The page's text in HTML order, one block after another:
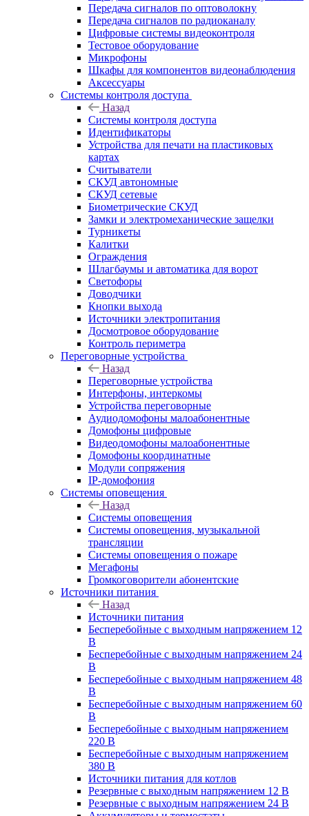
Передача сигналов по оптоволокну
Передача сигналов по радиоканалу
Цифровые системы видеоконтроля
Тестовое оборудование
Микрофоны
Шкафы для компонентов видеонаблюдения
Аксессуары
Системы контроля доступа
Назад
Системы контроля доступа
Идентификаторы
Устройства для печати на пластиковых
картах
Считыватели
СКУД автономные
СКУД сетевые
Биометрические СКУД
Замки и электромеханические защелки
Турникеты
Калитки
Ограждения
Шлагбаумы и автоматика для ворот
Светофоры
Доводчики
Кнопки выхода
Источники электропитания
Досмотровое оборудование
Контроль периметра
Переговорные устройства
Назад
Переговорные устройства
Интерфоны, интеркомы
Устройства переговорные
Аудиодомофоны малоабонентные
Домофоны цифровые
Видеодомофоны малоабонентные
Домофоны координатные
Модули сопряжения
IP-домофония
Системы оповещения
Назад
Системы оповещения
Системы оповещения, музыкальной
трансляции
Системы оповещения о пожаре
Мегафоны
Громкоговорители абонентские
Источники питания
Назад
Источники питания
Бесперебойные с выходным напряжением 12
В
Бесперебойные с выходным напряжением 24
В
Бесперебойные с выходным напряжением 48
В
Бесперебойные с выходным напряжением 60
В
Бесперебойные с выходным напряжением
220 В
Бесперебойные с выходным напряжением
380 В
Источники питания для котлов
Резервные с выходным напряжением 12 В
Резервные с выходным напряжением 24 В